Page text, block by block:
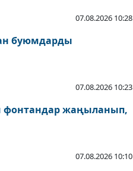
07.08.2026 10:28
буюмдарды
07.08.2026 10:23
фонтандар жаңыланып,
07.08.2026 10:10